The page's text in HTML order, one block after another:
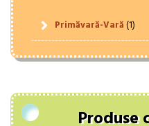
Primăvară-Vară(1)
Produse